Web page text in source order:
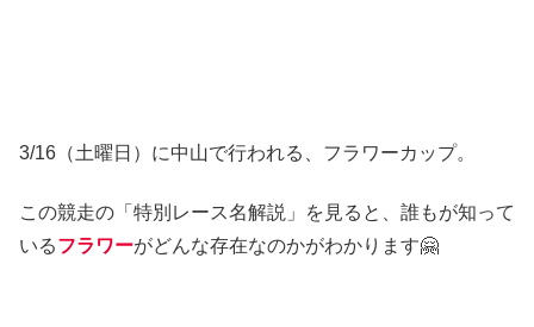
3/16（土曜日）に中山で行われる、フラワーカップ。
この競走の「特別レース名解説」を見ると、誰もが知って
いるフラワーがどんな存在なのかがわかります🤗